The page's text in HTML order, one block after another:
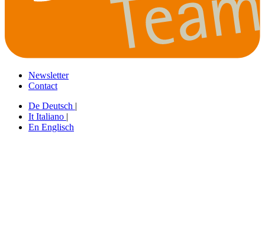
Newsletter
Contact
De Deutsch |
It Italiano |
En Englisch